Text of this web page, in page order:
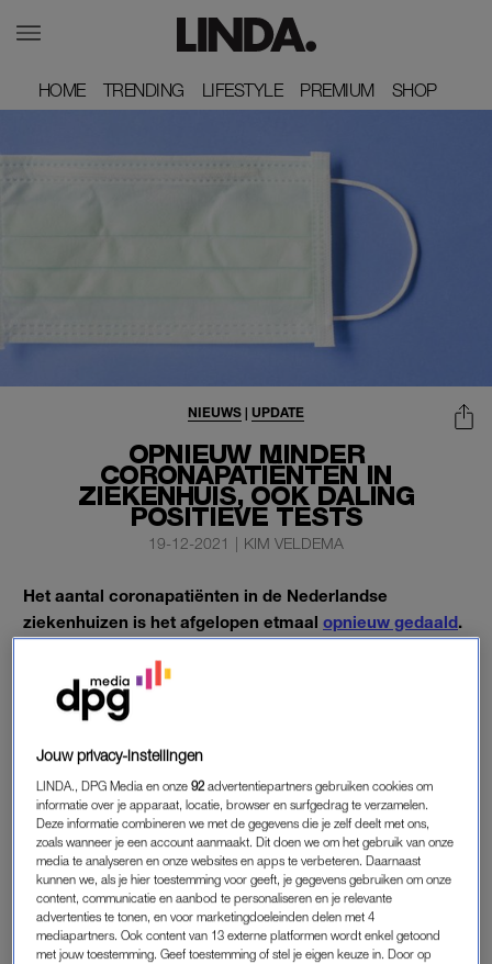
HOME
HOME TRENDING
TRENDING LIFESTYLE
LIFESTYLE PREMIUM
PREMIUM SHOP
SHOP
OPNIEUW MINDER
CORONAPATIËNTEN IN
ZIEKENHUIS, OOK DALING
POSITIEVE TESTS
NIEUWS | UPDATE
19-12-2021 | KIM VELDEMA
Het aantal coronapatiënten in de Nederlandse
ziekenhuizen is het afgelopen etmaal opnieuw gedaald.
Dat zijn er 31 minder dan zaterdag, zo blijkt uit de meest
Spreiding (LCPS).
DALING CORONAPATIËNTEN
Het aantal patiënten met corona in de ziekenhuizen daalt al
enkele dagen achter elkaar. Woensdag was sprake van een
flinke daling, met 122. Donderdag ging het cijfer met 76
omlaag. Ook vrijdag en zaterdag daalde het aantal patiënten
Jouw privacy-instellingen
LINDA., DPG Media en onze92 advertentiepartners gebruiken cookies om
informatie over je apparaat, locatie, browser en surfgedrag te verzamelen.
Deze informatie combineren we met de gegevens die je zelf deelt met ons,
zoals wanneer je een account aanmaakt. Dit doen we om het gebruik van onze
media te analyseren en onze websites en apps te verbeteren. Daarnaast
kunnen we, als je hier toestemming voor geeft, je gegevens gebruiken om onze
content, communicatie en aanbod te personaliseren en je relevante
advertenties te tonen, en voor marketingdoeleinden delen met 4
mediapartners. Ook content van 13 externe platformen wordt enkel getoond
met jouw toestemming. Geef toestemming of stel je eigen keuze in. Door op